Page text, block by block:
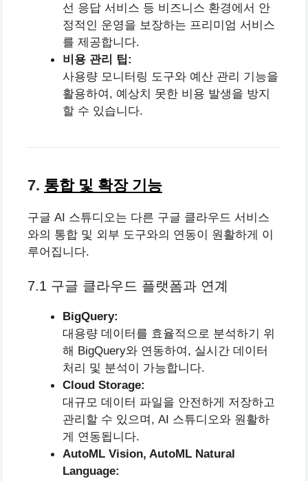
선 응답 서비스 등 비즈니스 환경에서 안
정적인 운영을 보장하는 프리미엄 서비스
를 제공합니다.
비용 관리 팁:
사용량 모니터링 도구와 예산 관리 기능을
활용하여, 예상치 못한 비용 발생을 방지
할 수 있습니다.
7. 통합 및 확장 기능
구글 AI 스튜디오는 다른 구글 클라우드 서비스
와의 통합 및 외부 도구와의 연동이 원활하게 이
루어집니다.
7.1 구글 클라우드 플랫폼과 연계
BigQuery:
대용량 데이터를 효율적으로 분석하기 위
해 BigQuery와 연동하여, 실시간 데이터
처리 및 분석이 가능합니다.
Cloud Storage:
대규모 데이터 파일을 안전하게 저장하고
관리할 수 있으며, AI 스튜디오와 원활하
게 연동됩니다.
AutoML Vision, AutoML Natural
Language: